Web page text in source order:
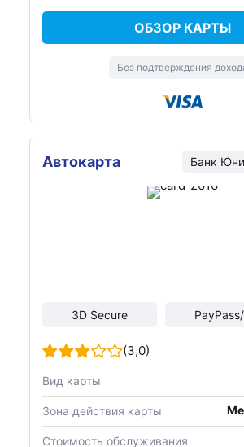
ОБЗОР КАРТЫ
Без подтверждения
Автокарта Банк
3D Secure
(3,0)
Вид карты
Зона действия карты
Стоимость обслуживания